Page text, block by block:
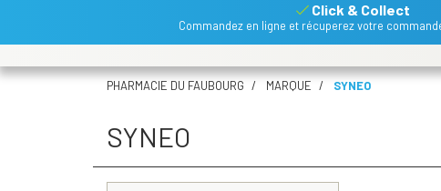
Click & Collect
Commandez en ligne et récuperez votre
PHARMACIE DU FAUBOURG MARQUE SYNEO
SYNEO